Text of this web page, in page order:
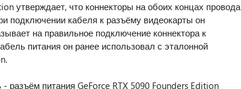
утверждает, что коннекторы на обоих концах провода
подключении кабеля к разъёму видеокарты он
на правильное подключение коннектора к
питания он ранее использовал с эталонной